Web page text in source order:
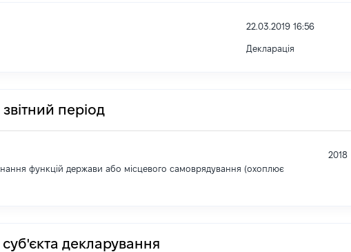
22.03.2019 16:56
Декларація
період
функцій держави або місцевого самоврядування (охоплює
2018
декларування